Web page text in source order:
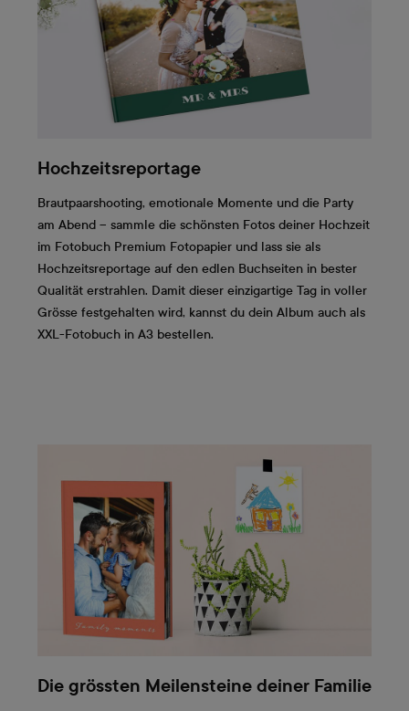
Hochzeitsreportage
Brautpaarshooting, emotionale Momente und die Party
am Abend – sammle die schönsten Fotos deiner Hochzeit
im Fotobuch Premium Fotopapier und lass sie als
Hochzeitsreportage auf den edlen Buchseiten in bester
Qualität erstrahlen. Damit dieser einzigartige Tag in voller
Grösse festgehalten wird, kannst du dein Album auch als
XXL-Fotobuch in A3 bestellen.
Die grössten Meilensteine deiner Familie